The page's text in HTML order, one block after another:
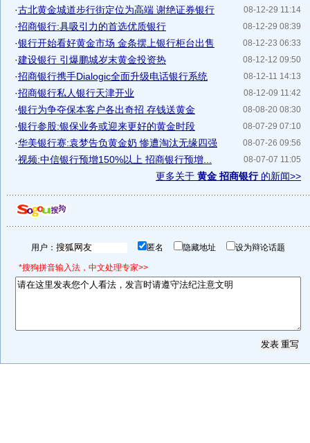
08-12-29 11:14
·古北黄金城道步行街定位为高端 谢绝证券银行
08-12-29 08:39
·招商银行:具吸引力的首选优质银行
08-12-23 06:33
·银行开始看好黄金市场 金条摆上银行柜台出售
08-12-12 09:50
·建设银行 引爆鹏城岁末黄金投资热
08-12-11 14:13
·招商银行携手Dialogic全面升级电话银行系统
08-12-09 11:42
·招商银行私人银行天津开业
08-08-20 08:30
·银行为争夺保本客户各出奇招 存钱送黄金
08-07-29 07:10
·银行参股:银保业务或迎来更好的黄金时段
08-07-26 09:56
·华美银行赛:袁梦告负黄金奶 惨遭淘汰无缘四强
08-07-07 11:05
·视频:中信银行预增150%以上 招商银行预增...
更多关于 黄金 招商银行的新闻>>
用户： 匿名 隐藏地址 设为辩论话题
*搜狗拼音输入法，中文处理专家>>